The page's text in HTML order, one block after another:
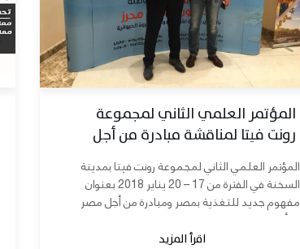
المؤتمر العلمي الثاني لمجموعة
رونت فيتا لمناقشة مبادرة من أجل
مصر ابدأ مشروعك
المؤتمر العلمي الثاني لمجموعة رونت فيتا بمدينة
السخنة في الفترة من 17 – 20 يناير 2018 بعنوان
مفهوم جديد للتغذية بمصر ومبادرة من أجل مصر
ابدأ مشروعك بحضور عدد كبير من...
اقرأ المزيد